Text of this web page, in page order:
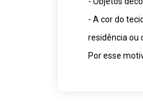
- A cor do
residência ou
Por esse